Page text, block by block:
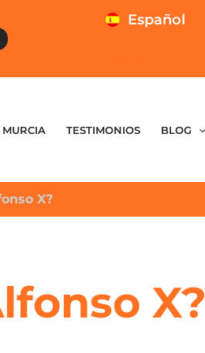
Español
MURCIA TESTIMONIOS BLOG
X?
X?